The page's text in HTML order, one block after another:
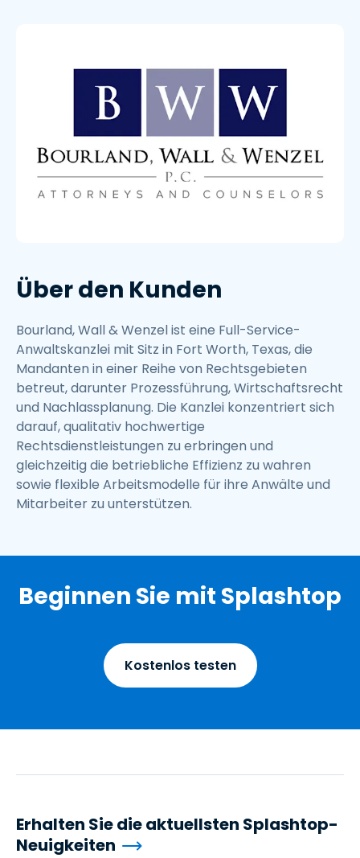
Über den Kunden
Bourland, Wall & Wenzel ist eine Full-Service-
Anwaltskanzlei mit Sitz in Fort Worth, Texas, die
Mandanten in einer Reihe von Rechtsgebieten
betreut, darunter Prozessführung, Wirtschaftsrecht
und Nachlassplanung. Die Kanzlei konzentriert sich
darauf, qualitativ hochwertige
Rechtsdienstleistungen zu erbringen und
gleichzeitig die betriebliche Effizienz zu wahren
sowie flexible Arbeitsmodelle für ihre Anwälte und
Mitarbeiter zu unterstützen.
Beginnen Sie mit Splashtop
Kostenlos testen
Erhalten Sie die aktuellsten Splashtop-
Neuigkeiten